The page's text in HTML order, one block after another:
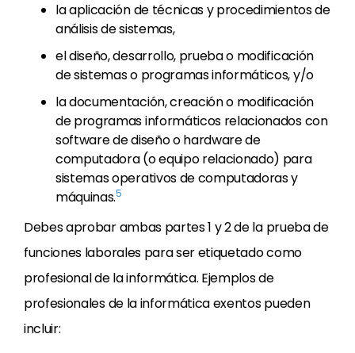
la aplicación de técnicas y procedimientos de
análisis de sistemas,
el diseño, desarrollo, prueba o modificación
de sistemas o programas informáticos, y/o
la documentación, creación o modificación
de programas informáticos relacionados con
software de diseño o hardware de
computadora (o equipo relacionado) para
sistemas operativos de computadoras y
máquinas.5
Debes aprobar ambas partes 1 y 2 de la prueba de
funciones laborales para ser etiquetado como
profesional de la informática. Ejemplos de
profesionales de la informática exentos pueden
incluir: